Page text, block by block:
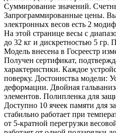
Суммирование значений.
Запрограммированные цены.
электронных весов есть 2
На этой странице весы с
до 32 кг и дискретностью 5 гр.
Модель внесена в Госреестр
Получен сертификат,
характеристики. Каждое
поверку. Достоинства модели:
деформации. Двойная
элементов. Полипленка для
Доступно 10 ячеек памяти для
стабильно работает при
от 5-кратной перегрузки